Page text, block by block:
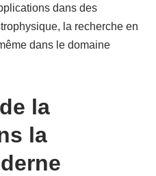
dans des
la recherche en
dans le domaine
la
la